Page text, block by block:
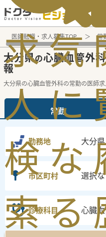
電
求
人
検
索
気
に
な
る
医師転職・求人募集TOP 常
大分県の心臓血管外科
報
大分県の心臓血管外科の常勤の医師
常勤
勤務地 大分県
市区町村 選択
診療科目 心臓